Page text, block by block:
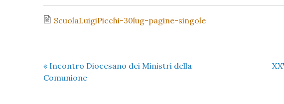
ScuolaLuigiPicchi-30lug-pagine-singole
« Incontro Diocesano dei Ministri della
Comunione